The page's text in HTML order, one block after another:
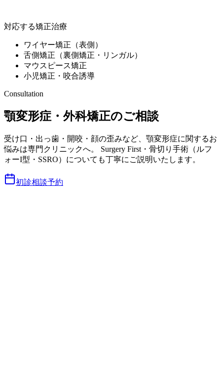
対応する矯正治療
ワイヤー矯正（表側）
舌側矯正（裏側矯正・リンガル）
マウスピース矯正
小児矯正・咬合誘導
Consultation
顎変形症・外科矯正のご相談
受け口・出っ歯・開咬・顔の歪みなど、顎変形症に関するお
悩みは専門クリニックへ。 Surgery First・骨切り手術（ルフ
ォーI型・SSRO）についても丁寧にご説明いたします。
初診相談予約